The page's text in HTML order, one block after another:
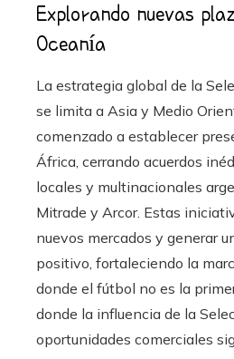
Explorando nuevas
Oceanía
La estrategia global de la
se limita a Asia y Medio
comenzado a establecer
África, cerrando acuerdos
locales y multinacionales
Mitrade y Arcor. Estas
nuevos mercados y generar
positivo, fortaleciendo la
donde el fútbol no es la
donde la influencia de la
oportunidades comerciales